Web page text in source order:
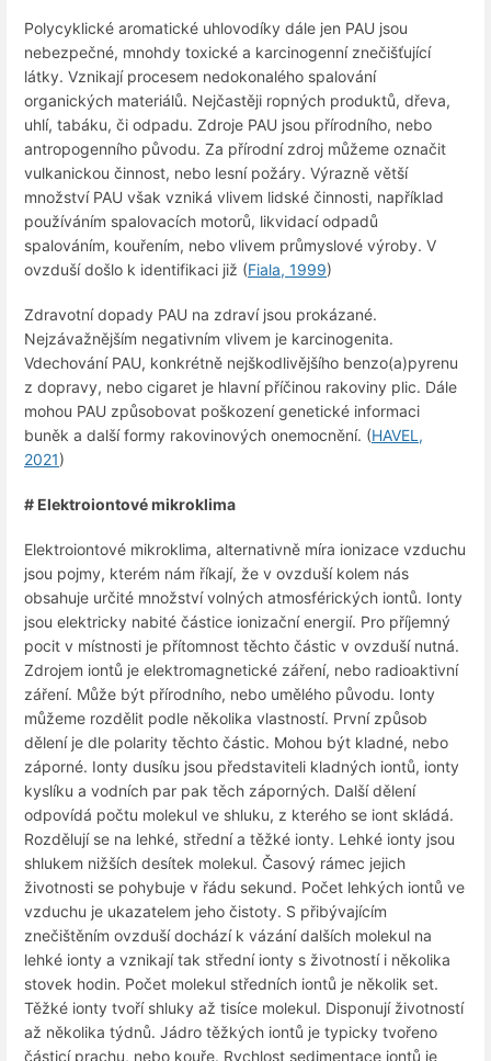
Polycyklické aromatické uhlovodíky dále jen PAU jsou
nebezpečné, mnohdy toxické a karcinogenní znečišťující
látky. Vznikají procesem nedokonalého spalování
organických materiálů. Nejčastěji ropných produktů, dřeva,
uhlí, tabáku, či odpadu. Zdroje PAU jsou přírodního, nebo
antropogenního původu. Za přírodní zdroj můžeme označit
vulkanickou činnost, nebo lesní požáry. Výrazně větší
množství PAU však vzniká vlivem lidské činnosti, například
používáním spalovacích motorů, likvidací odpadů
spalováním, kouřením, nebo vlivem průmyslové výroby. V
ovzduší došlo k identifikaci již (Fiala, 1999)
Zdravotní dopady PAU na zdraví jsou prokázané.
Nejzávažnějším negativním vlivem je karcinogenita.
Vdechování PAU, konkrétně nejškodlivějšího benzo(a)pyrenu
z dopravy, nebo cigaret je hlavní příčinou rakoviny plic. Dále
mohou PAU způsobovat poškození genetické informaci
buněk a další formy rakovinových onemocnění. (HAVEL,
2021)
# Elektroiontové mikroklima
Elektroiontové mikroklima, alternativně míra ionizace vzduchu
jsou pojmy, kterém nám říkají, že v ovzduší kolem nás
obsahuje určité množství volných atmosférických iontů. Ionty
jsou elektricky nabité částice ionizační energií. Pro příjemný
pocit v místnosti je přítomnost těchto částic v ovzduší nutná.
Zdrojem iontů je elektromagnetické záření, nebo radioaktivní
záření. Může být přírodního, nebo umělého původu. Ionty
můžeme rozdělit podle několika vlastností. První způsob
dělení je dle polarity těchto částic. Mohou být kladné, nebo
záporné. Ionty dusíku jsou představiteli kladných iontů, ionty
kyslíku a vodních par pak těch záporných. Další dělení
odpovídá počtu molekul ve shluku, z kterého se iont skládá.
Rozdělují se na lehké, střední a těžké ionty. Lehké ionty jsou
shlukem nižších desítek molekul. Časový rámec jejich
životnosti se pohybuje v řádu sekund. Počet lehkých iontů ve
vzduchu je ukazatelem jeho čistoty. S přibývajícím
znečištěním ovzduší dochází k vázání dalších molekul na
lehké ionty a vznikají tak střední ionty s životností i několika
stovek hodin. Počet molekul středních iontů je několik set.
Těžké ionty tvoří shluky až tisíce molekul. Disponují životností
až několika týdnů. Jádro těžkých iontů je typicky tvořeno
částicí prachu, nebo kouře. Rychlost sedimentace iontů je